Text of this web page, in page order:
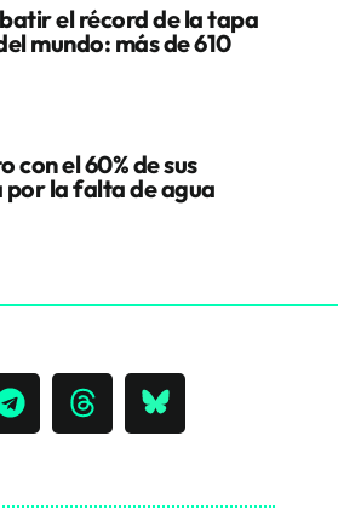
el récord de la tapa
mundo: más de 610
con el 60% de sus
por la falta de agua